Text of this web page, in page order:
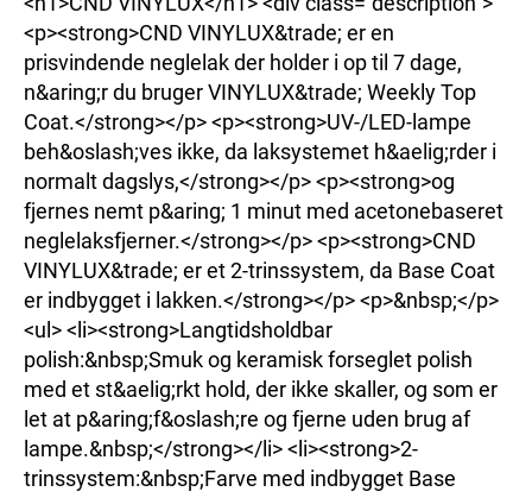
<p><strong>CND VINYLUX&trade; er en
prisvindende neglelak der holder i op til 7 dage,
n&aring;r du bruger VINYLUX&trade; Weekly Top
Coat.</strong></p> <p><strong>UV-/LED-lampe
beh&oslash;ves ikke, da laksystemet h&aelig;rder i
normalt dagslys,</strong></p> <p><strong>og
fjernes nemt p&aring; 1 minut med acetonebaseret
neglelaksfjerner.</strong></p> <p><strong>CND
VINYLUX&trade; er et 2-trinssystem, da Base Coat
er indbygget i lakken.</strong></p> <p>&nbsp;</p>
<ul> <li><strong>Langtidsholdbar
polish:&nbsp;Smuk og keramisk forseglet polish
med et st&aelig;rkt hold, der ikke skaller, og som er
let at p&aring;f&oslash;re og fjerne uden brug af
lampe.&nbsp;</strong></li> <li><strong>2-
trinssystem:&nbsp;Farve med indbygget Base